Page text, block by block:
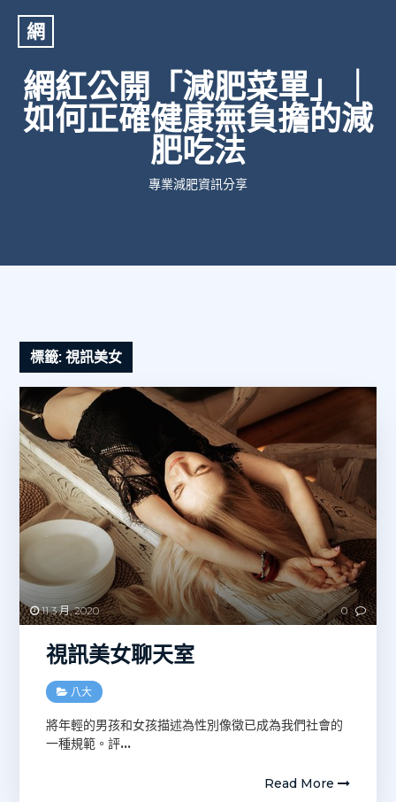
網
網紅公開「減肥菜單」｜
如何正確健康無負擔的減
肥吃法
專業減肥資訊分享
標籤:視訊美女
11 3 月, 2020 0
視訊美女聊天室
八大
將年輕的男孩和女孩描述為性別像徵已成為我們社會的
一種規範。評…
Read More